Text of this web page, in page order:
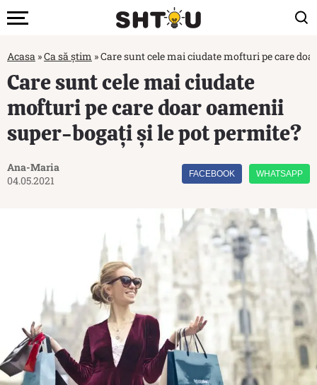
Acasa »Ca să știm »Care sunt cele mai ciudate mofturi pe care
Care sunt cele mai ciudate
mofturi pe care doar oamenii
super-bogați și le pot permite?
Ana-Maria
04.05.2021
FACEBOOK WHATSAPP